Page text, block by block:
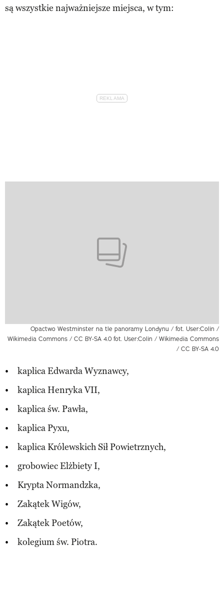
są wszystkie najważniejsze miejsca, w tym:
Opactwo Westminster na tle panoramy Londynu / fot. User:Colin /
Wikimedia Commons / CC BY-SA 4.0 fot. User:Colin / Wikimedia Commons
/ CC BY-SA 4.0
kaplica Edwarda Wyznawcy,
kaplica Henryka VII,
kaplica św. Pawła,
kaplica Pyxu,
kaplica Królewskich Sił Powietrznych,
grobowiec Elżbiety I,
Krypta Normandzka,
Zakątek Wigów,
Zakątek Poetów,
kolegium św. Piotra.